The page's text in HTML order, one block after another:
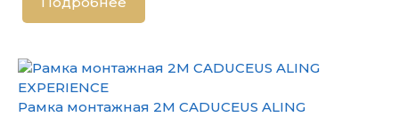
Рамка монтажная 2М CADUCEUS ALING